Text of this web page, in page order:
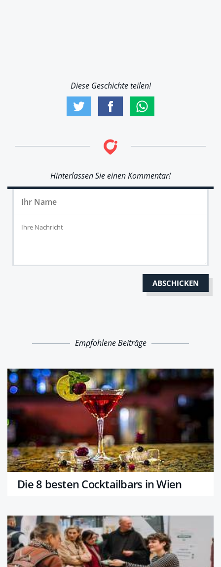
Diese Geschichte teilen!
Hinterlassen Sie einen Kommentar!
Empfohlene Beiträge
Die 8 besten Cocktailbars in Wien